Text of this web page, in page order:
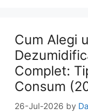
Cum Alegi
Complet:
Consum
26-Jul-2026 by